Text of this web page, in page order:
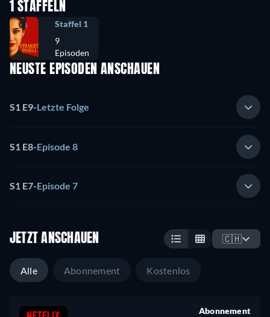
1 STAFFELN
Staffel 1
9
Episoden
NEUSTE EPISODEN ANSCHAUEN
S1 E9-Letzte Folge
S1 E8-Episode 8
S1 E7-Episode 7
JETZT ANSCHAUEN 🇨🇭
Alle Abonnement Kostenlos
Abonnement